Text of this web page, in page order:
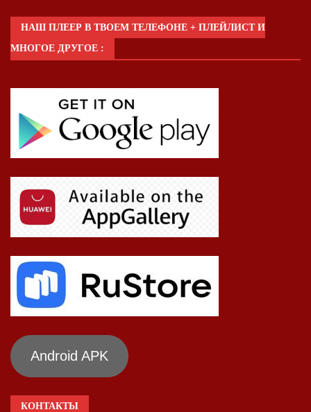
НАШ ПЛЕЕР В ТВОЕМ ТЕЛЕФОНЕ + ПЛЕЙЛИСТ И
МНОГОЕ ДРУГОЕ :
Android APK
КОНТАКТЫ